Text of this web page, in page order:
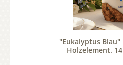
"Eukalyptus
Holzelement.